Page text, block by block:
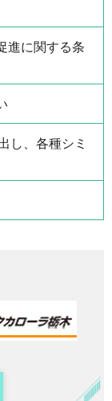
進に関する条
し、各種シミ